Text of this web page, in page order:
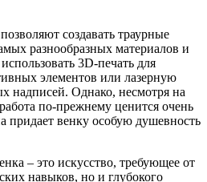
создавать траурные
разнообразных материалов и
3D-печать для
элементов или лазерную
надписей. Однако, несмотря на
по-прежнему ценится очень
придает венку особую душевность
– это искусство, требующее от
навыков, но и глубокого